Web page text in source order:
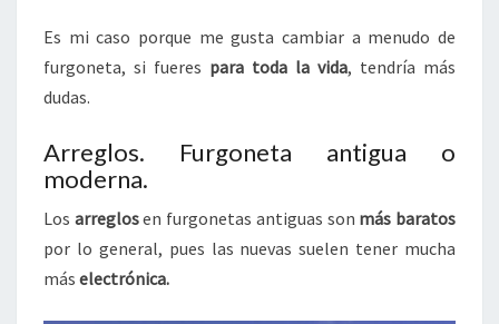
Es mi caso porque me gusta cambiar a menudo de
furgoneta, si fueres para toda la vida, tendría más
dudas.
Arreglos. Furgoneta antigua o
moderna.
Los arreglosen furgonetas antiguas son más baratos
por lo general, pues las nuevas suelen tener mucha
más electrónica.